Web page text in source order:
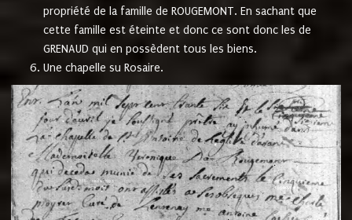
propriété de la famille de ROUGEMONT. En sachant que
cette famille est éteinte et donc ce sont donc les de
GRENAUD qui en possèdent tous les biens.
Une chapelle su Rosaire.